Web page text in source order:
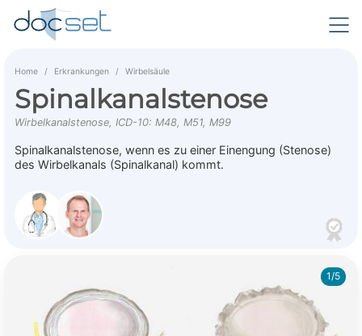
Home Erkrankungen Wirbelsäule
Spinalkanalstenose
Wirbelkanalstenose, ICD-10: M48, M51, M99
Spinalkanalstenose, wenn es zu einer Einengung (Stenose)
des Wirbelkanals (Spinalkanal) kommt.
1/5